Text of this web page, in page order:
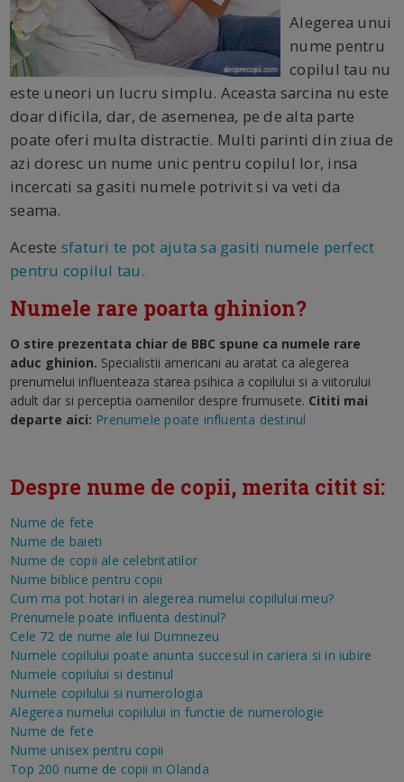
Alegerea unui
nume pentru
copilul tau nu
este uneori un lucru simplu. Aceasta sarcina nu este
doar dificila, dar, de asemenea, pe de alta parte
poate oferi multa distractie. Multi parinti din ziua de
azi doresc un nume unic pentru copilul lor, insa
incercati sa gasiti numele potrivit si va veti da
seama.
Aceste sfaturi te pot ajuta sa gasiti numele perfect
pentru copilul tau.
Numele rare poarta ghinion?
O stire prezentata chiar de BBC spune ca numele rare
aduc ghinion. Specialistii americani au aratat ca alegerea
prenumelui influenteaza starea psihica a copilului si a viitorului
adult dar si perceptia oamenilor despre frumusete. Cititi mai
departe aici: Prenumele poate influenta destinul
Despre nume de copii, merita citit si:
Nume de fete
Nume de baieti
Nume de copii ale celebritatilor
Nume biblice pentru copii
Cum ma pot hotari in alegerea numelui copilului meu?
Prenumele poate influenta destinul?
Cele 72 de nume ale lui Dumnezeu
Numele copilului poate anunta succesul in cariera si in iubire
Numele copilului si destinul
Numele copilului si numerologia
Alegerea numelui copilului in functie de numerologie
Nume de fete
Nume unisex pentru copii
Top 200 nume de copii in Olanda